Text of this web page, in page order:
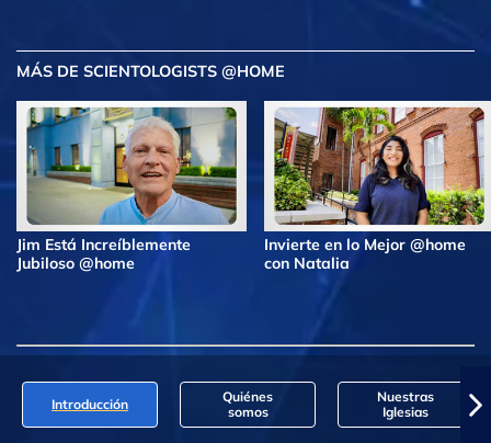
MÁS DE SCIENTOLOGISTS @HOME
Jim Está Increíblemente
Jubiloso @home
Invierte en lo Mejor @home
con Natalia
Introducción
Quiénes
somos
Nuestras
Iglesias